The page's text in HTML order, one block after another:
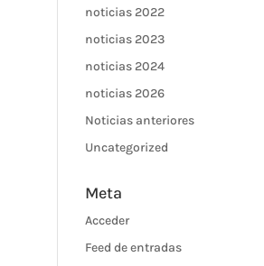
noticias 2022
noticias 2023
noticias 2024
noticias 2026
Noticias anteriores
Uncategorized
Meta
Acceder
Feed de entradas